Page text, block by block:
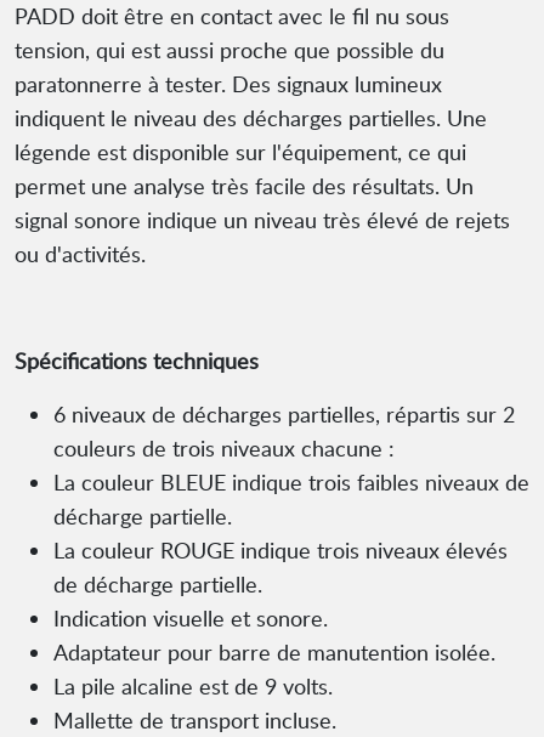
PADD doit être en contact avec le fil nu sous
tension, qui est aussi proche que possible du
paratonnerre à tester. Des signaux lumineux
indiquent le niveau des décharges partielles. Une
légende est disponible sur l'équipement, ce qui
permet une analyse très facile des résultats. Un
signal sonore indique un niveau très élevé de rejets
ou d'activités.
Spécifications techniques
6 niveaux de décharges partielles, répartis sur 2
couleurs de trois niveaux chacune :
La couleur BLEUE indique trois faibles niveaux de
décharge partielle.
La couleur ROUGE indique trois niveaux élevés
de décharge partielle.
Indication visuelle et sonore.
Adaptateur pour barre de manutention isolée.
La pile alcaline est de 9 volts.
Mallette de transport incluse.